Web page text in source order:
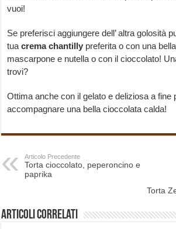
vuoi!
Se preferisci aggiungere dell’ altra golosità
tuacrema chantilly preferita o con una
mascarpone e nutella o con il cioccolato!
trovi?
Ottima anche con il gelato e deliziosa a fine
accompagnare una bella cioccolata calda!
Articolo Precedente
Torta cioccolato, peperoncino e
paprika
Torta
Articoli correlati